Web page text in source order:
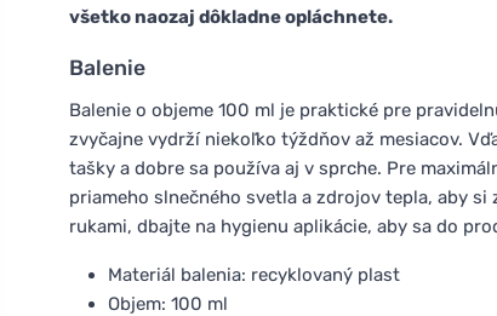
všetko naozaj dôkladne opláchnete.
Balenie
Balenie o objeme 100 ml je praktické pre
zvyčajne vydrží niekoľko týždňov až mesiacov.
tašky a dobre sa používa aj v sprche. Pre
priameho slnečného svetla a zdrojov tepla, aby
rukami, dbajte na hygienu aplikácie, aby sa do
Materiál balenia: recyklovaný plast
Objem: 100 ml